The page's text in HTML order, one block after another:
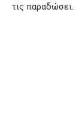
τις παραδώσει.